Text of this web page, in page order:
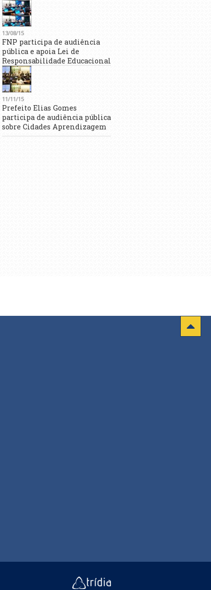
13/08/15
FNP participa de audiência
pública e apoia Lei de
Responsabilidade Educacional
11/11/15
Prefeito Elias Gomes
participa de audiência pública
sobre Cidades Aprendizagem